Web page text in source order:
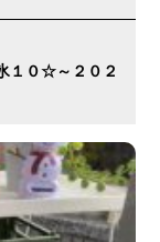
１０☆～２０２